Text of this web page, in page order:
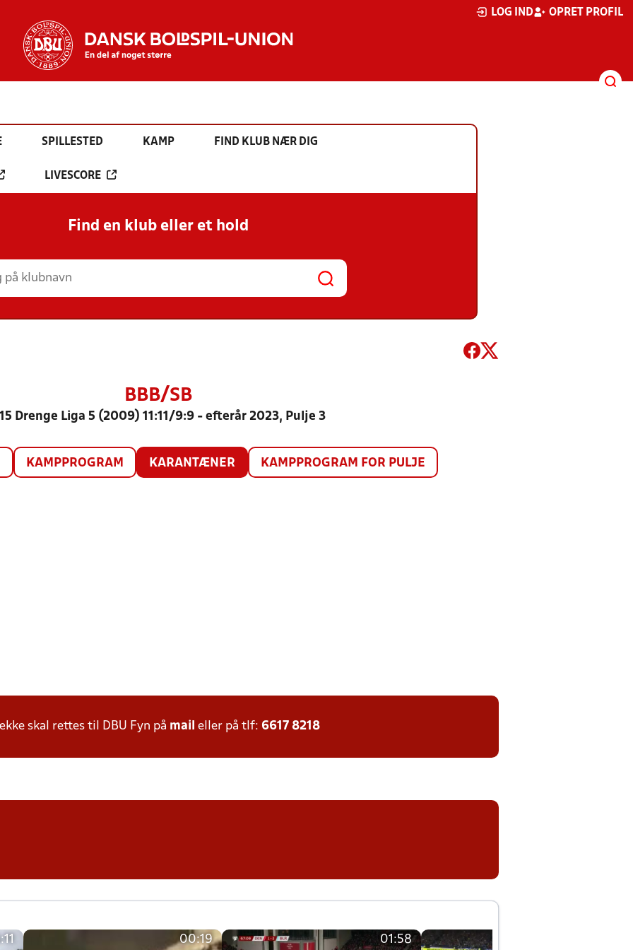
LOG IND OPRET PROFIL
SPILLESTED KAMP FIND KLUB NÆR DIG
LIVESCORE
Find en klub eller et hold
BBB/SB
Drenge Liga 5 (2009) 11:11/9:9 - efterår 2023, Pulje 3
KAMPPROGRAM KARANTÆNER KAMPPROGRAM FOR PULJE
skal rettes til DBU Fyn på mail eller på tlf: 6617 8218
00:19 01:58